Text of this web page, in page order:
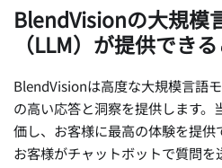
BlendVisionの大規模
（LLM）が提供でき
BlendVisionは高度な大規模言語
の高い応答と洞察を提供します。
価し、お客様に最高の体験を提供
お客様がチャットボットで質問を